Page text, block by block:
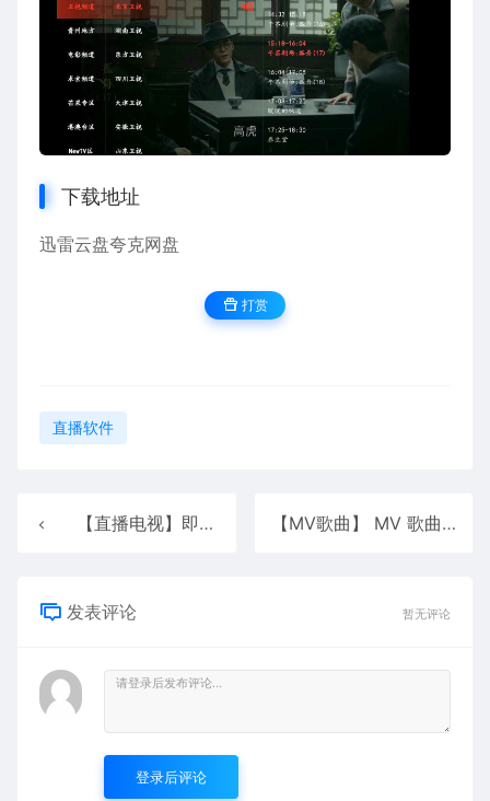
下载地址
迅雷云盘夸克网盘
打赏
直播软件
【直播电视】即刻电视 【MV歌曲】 MV 歌曲
发表评论 暂无评论
登录后评论